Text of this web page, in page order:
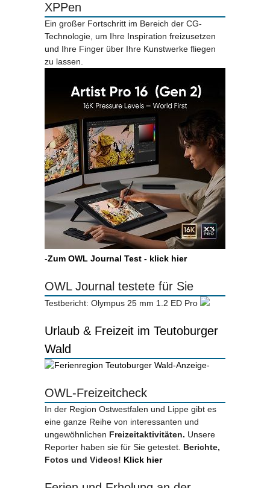
XPPen
Ein großer Fortschritt im Bereich der CG-
Technologie, um Ihre Inspiration freizusetzen
und Ihre Finger über Ihre Kunstwerke fliegen
zu lassen.
-Zum OWL Journal Test - klick hier
OWL Journal testete für Sie
Testbericht: Olympus 25 mm 1.2 ED Pro
Urlaub & Freizeit im Teutoburger
Wald
-Anzeige-
OWL-Freizeitcheck
In der Region Ostwestfalen und Lippe gibt es
eine ganze Reihe von interessanten und
ungewöhnlichen Freizeitaktivitäten. Unsere
Reporter haben sie für Sie getestet. Berichte,
Fotos und Videos! Klick hier